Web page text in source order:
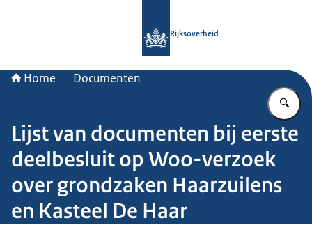
Rijksoverheid
Home Documenten
Lijst van documenten bij eerste
deelbesluit op Woo-verzoek
over grondzaken Haarzuilens
en Kasteel De Haar